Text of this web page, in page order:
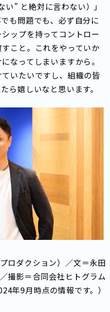
” と絶対に言わない）」
も問題でも、必ず自分に
ップを持ってコントロー
こと。これをやっていか
なってしまいますから。
いたいですし、組織の皆
ら嬉しいなと思います。
ロダクション）／文＝永田
撮影＝合同会社ヒトグラム
年9月時点の情報です。）